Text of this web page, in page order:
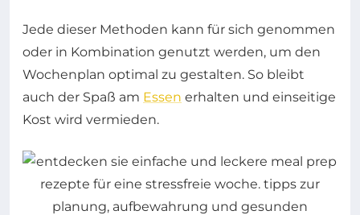
Jede dieser Methoden kann für sich genommen
oder in Kombination genutzt werden, um den
Wochenplan optimal zu gestalten. So bleibt
auch der Spaß am Essen erhalten und einseitige
Kost wird vermieden.